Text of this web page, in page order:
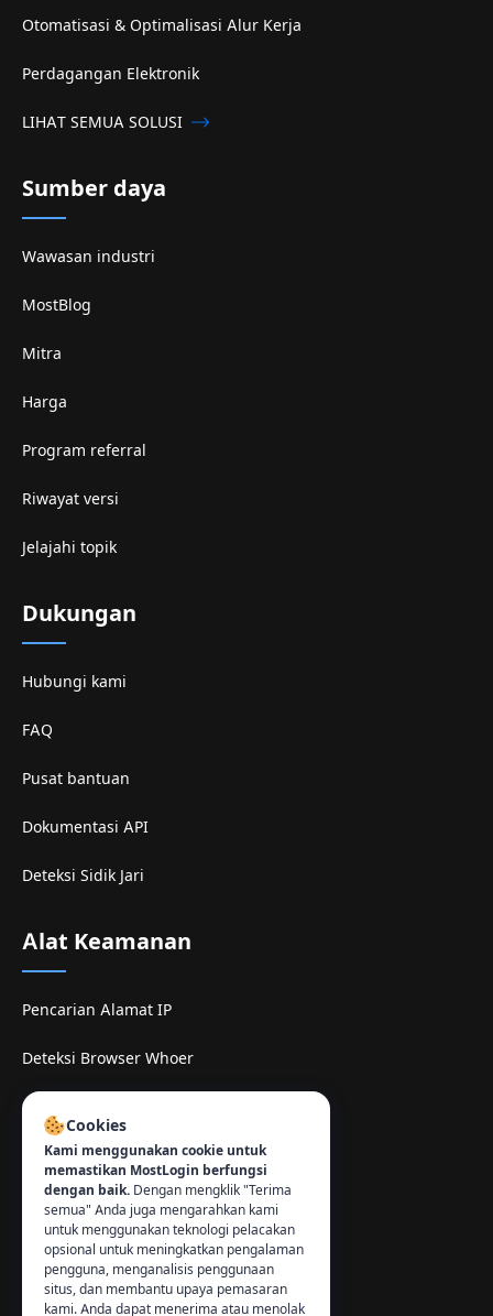
Otomatisasi & Optimalisasi Alur Kerja
Perdagangan Elektronik
LIHAT SEMUA SOLUSI
Sumber daya
Wawasan industri
MostBlog
Mitra
Harga
Program referral
Riwayat versi
Jelajahi topik
Dukungan
Hubungi kami
FAQ
Pusat bantuan
Dokumentasi API
Deteksi Sidik Jari
Alat Keamanan
Pencarian Alamat IP
Deteksi Browser Whoer
Situs mirror TamilMV
Kontak:
info@mostlogin.com
Cookies
Kami menggunakan cookie untuk
memastikan MostLogin berfungsi
dengan baik. Dengan mengklik "Terima
semua" Anda juga mengarahkan kami
untuk menggunakan teknologi pelacakan
opsional untuk meningkatkan pengalaman
pengguna, menganalisis penggunaan
situs, dan membantu upaya pemasaran
kami. Anda dapat menerima atau menolak